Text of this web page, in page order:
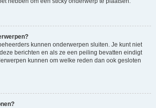
kunnen onderwerpen sluiten. Je kunt niet
berichten en als ze een peiling bevatten eindigt
kunnen om welke reden dan ook gesloten